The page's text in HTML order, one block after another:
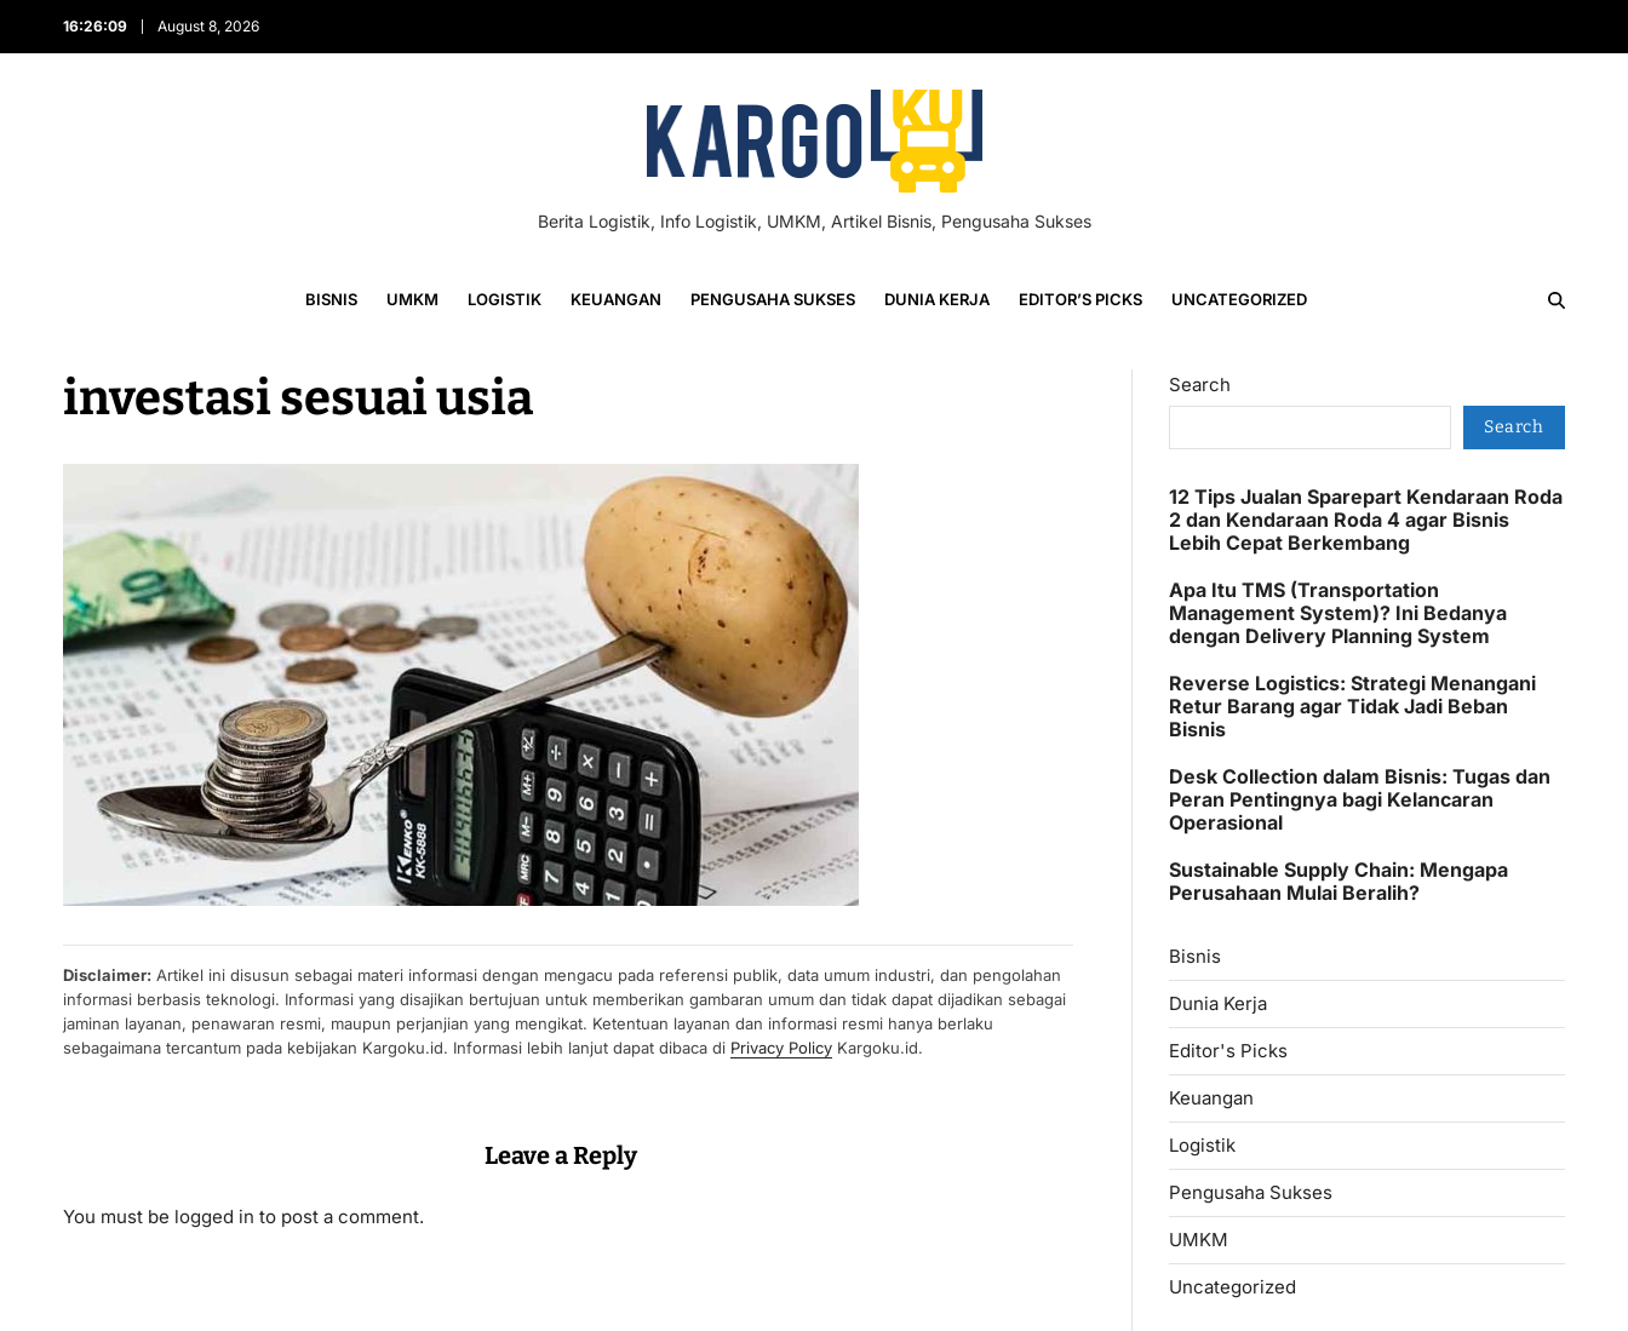
16:26:09 August 8, 2026
Berita Logistik, Info Logistik, UMKM, Artikel Bisnis, Pengusaha Sukses
BISNIS UMKM LOGISTIK KEUANGAN PENGUSAHA SUKSES DUNIA KERJA EDITOR’S PICKS UNCATEGORIZED
investasi sesuai usia
Disclaimer: Artikel ini disusun sebagai materi informasi dengan mengacu pada referensi publik, data umum industri, dan pengolahan
informasi berbasis teknologi. Informasi yang disajikan bertujuan untuk memberikan gambaran umum dan tidak dapat dijadikan sebagai
jaminan layanan, penawaran resmi, maupun perjanjian yang mengikat. Ketentuan layanan dan informasi resmi hanya berlaku
sebagaimana tercantum pada kebijakan Kargoku.id. Informasi lebih lanjut dapat dibaca di Privacy Policy Kargoku.id.
Leave a Reply
You must be logged in to post a comment.
Search
Search
12 Tips Jualan Sparepart Kendaraan Roda
2 dan Kendaraan Roda 4 agar Bisnis
Lebih Cepat Berkembang
Apa Itu TMS (Transportation
Management System)? Ini Bedanya
dengan Delivery Planning System
Reverse Logistics: Strategi Menangani
Retur Barang agar Tidak Jadi Beban
Bisnis
Desk Collection dalam Bisnis: Tugas dan
Peran Pentingnya bagi Kelancaran
Operasional
Sustainable Supply Chain: Mengapa
Perusahaan Mulai Beralih?
Bisnis
Dunia Kerja
Editor's Picks
Keuangan
Logistik
Pengusaha Sukses
UMKM
Uncategorized